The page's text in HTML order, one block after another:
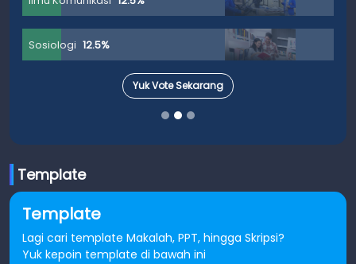
Sosiologi 12.5%
Yuk Vote Sekarang
Template
Template
Lagi cari template Makalah, PPT, hingga Skripsi?
Yuk kepoin template di bawah ini